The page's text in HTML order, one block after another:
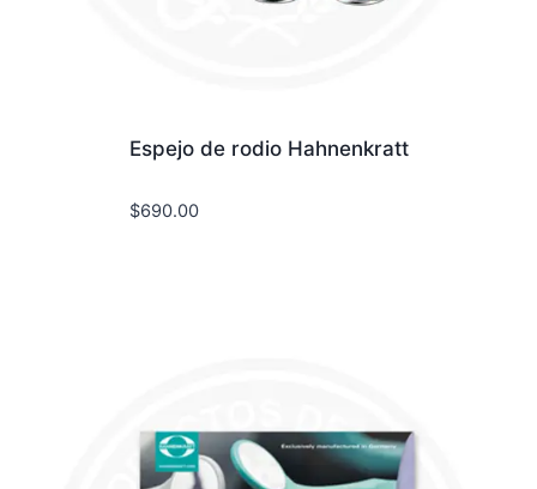
Espejo de rodio Hahnenkratt
$690.00